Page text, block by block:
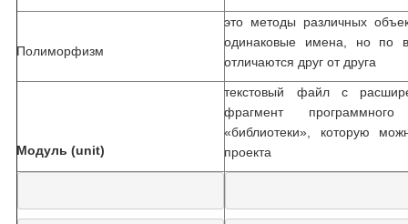
Полиморфизм
это методы различных
одинаковые имена, но по
отличаются друг от друга
Модуль (unit)
текстовый файл с
фрагмент
«библиотеки», которую
проекта